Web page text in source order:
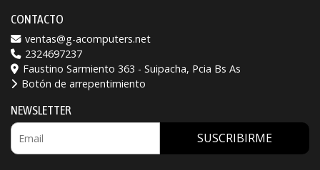
CONTACTO
ventas@g-acomputers.net
2324697237
Faustino Sarmiento 363 - Suipacha, Pcia Bs As
Botón de arrepentimiento
NEWSLETTER
SUSCRIBIRME